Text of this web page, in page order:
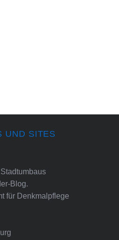
UND SITES
Blog.
für Denkmalpflege